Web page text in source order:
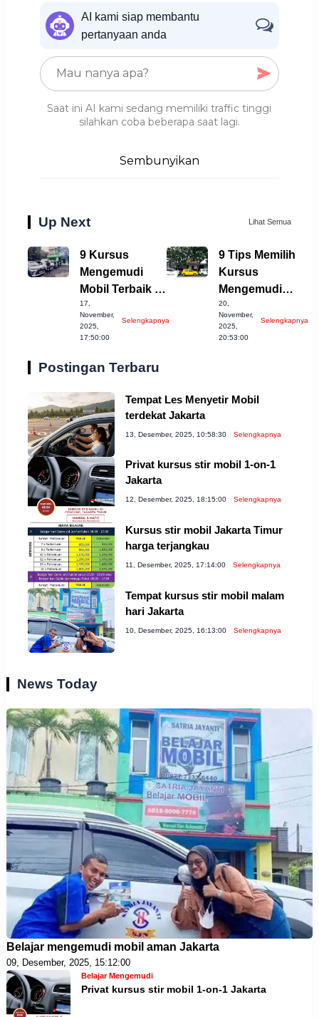
AI kami siap membantu
pertanyaan anda
Saat ini AI kami sedang memiliki traffic tinggi
silahkan coba beberapa saat lagi.
Sembunyikan
Up Next Lihat Semua
9 Kursus
Mengemudi
Mobil Terbaik di
Kota Bekasi
2023
17,
November,
2025,
17:50:00
Selengkapnya
9 Tips Memilih
Kursus
Mengemudi
Terbaik di
Bandung
20,
November,
2025,
20:53:00
Selengkapnya
Postingan Terbaru
Tempat Les Menyetir Mobil
terdekat Jakarta
13, Desember, 2025, 10:58:30 Selengkapnya
Privat kursus stir mobil 1-on-1
Jakarta
12, Desember, 2025, 18:15:00 Selengkapnya
Kursus stir mobil Jakarta Timur
harga terjangkau
11, Desember, 2025, 17:14:00 Selengkapnya
Tempat kursus stir mobil malam
hari Jakarta
10, Desember, 2025, 16:13:00 Selengkapnya
News Today
Belajar mengemudi mobil aman Jakarta
09, Desember, 2025, 15:12:00
Belajar Mengemudi
Privat kursus stir mobil 1-on-1 Jakarta